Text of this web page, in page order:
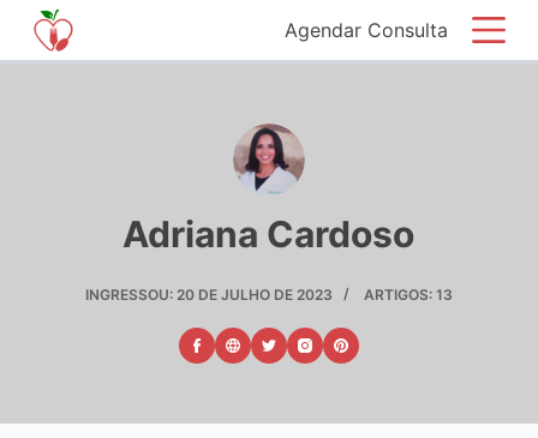
P
u
Agendar Consulta
Adriana Cardoso
INGRESSOU: 20 DE JULHO DE 2023 ARTIGOS: 13